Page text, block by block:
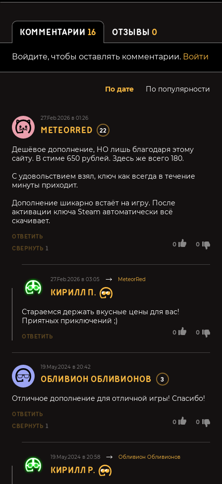
КОММЕНТАРИИ 16 ОТЗЫВЫ 0
Войдите, чтобы оставлять комментарии. Войти
По дате По популярности
27.Feb.2026 в 01:26
METEORRED 22
0 0
Дешёвое дополнение, НО лишь благодаря этому
сайту. В стиме 650 рублей. Здесь же всего 180.
С удовольствием взял, ключ как всегда в течение
минуты приходит.
Дополнение шикарно встаёт на игру. После
активации ключа Steam автоматически всё
скачивает.
ОТВЕТИТЬ
СВЕРНУТЬ 1
27.Feb.2026 в 03:05 MeteorRed
КИРИЛЛ П.
0 0
Стараемся держать вкусные цены для вас!
Приятных приключений ;)
ОТВЕТИТЬ
19.May.2024 в 20:42
ОБЛИВИОН ОБЛИВИОНОВ 3
0 0
Отличное дополнение для отличной игры! Спасибо!
ОТВЕТИТЬ
СВЕРНУТЬ 1
19.May.2024 в 20:58 Обливион Обливионов
КИРИЛЛ Р.